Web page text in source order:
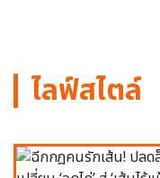
ไลฟ์สไตล์